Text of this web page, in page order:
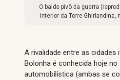
O balde pivô da guerra
interior da Torre Ghirlandina,
A rivalidade entre as cidades
Bolonha é conhecida hoje
automobilística (ambas se